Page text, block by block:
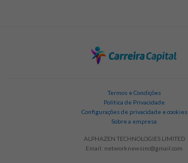
Termos e Condições
Política de Privacidade
Configurações de privacidade e cookies
Sobre a empresa
ALPHAZEN TECHNOLOGIES LIMITED
Email: networknewsinc@gmail.com